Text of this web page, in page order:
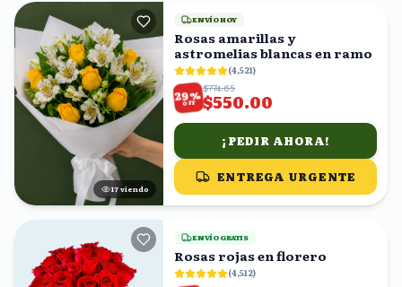
16 viendo
ENVÍO HOY
Rosas amarillas y
astromelias blancas en ramo
(4,521)
29%
OFF
$774.65
$550.00
¡PEDIR AHORA!
ENTREGA URGENTE
ENVÍO GRATIS
Rosas rojas en florero
(4,512)